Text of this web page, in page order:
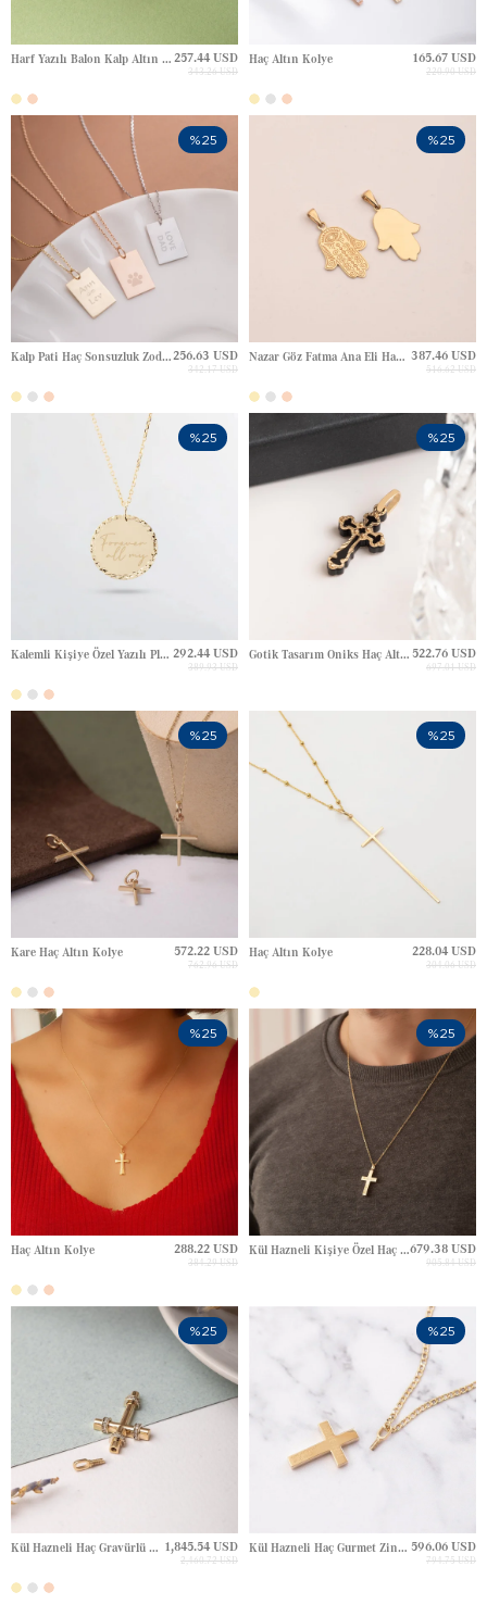
Harf Yazılı Balon Kalp Altın Kolye 257.44 USD
343.26 USD
Haç Altın Kolye 165.67 USD
220.90 USD
Kalp Pati Haç Sonsuzluk Zodyak Gravürlü Dörtgen Plaka Altın Kolye 256.63 USD
342.17 USD
%25
Nazar Göz Fatma Ana Eli Hamsa Gravürlü Altın Kolye 387.46 USD
516.62 USD
%25
Kalemli Kişiye Özel Yazılı Plaka Altın Kolye 292.44 USD
389.93 USD
%25
Gotik Tasarım Oniks Haç Altın Kolye 522.76 USD
697.01 USD
%25
Kare Haç Altın Kolye 572.22 USD
762.96 USD
%25
Haç Altın Kolye 228.04 USD
304.06 USD
%25
Haç Altın Kolye 288.22 USD
384.29 USD
%25
Kül Hazneli Kişiye Özel Haç Prizma Altın Kolye679.38 USD
905.84 USD
%25
Kül Hazneli Haç Gravürlü Altın Kolye 1,845.54 USD
2,460.72 USD
%25
Kül Hazneli Haç Gurmet Zincir Altın Kolye 596.06 USD
794.75 USD
%25